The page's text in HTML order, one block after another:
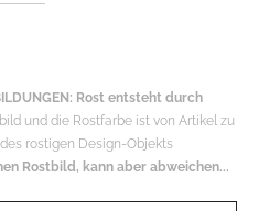
Rost entsteht durch
und die Rostfarbe ist von Artikel zu
rostigen Design-Objekts
Rostbild, kann aber abweichen...